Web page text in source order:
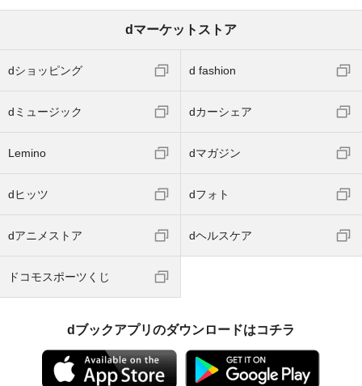
dマーケットストア
dショッピング d fashion
dミュージック dカーシェア
Lemino dマガジン
dヒッツ dフォト
dアニメストア dヘルスケア
ドコモスポーツくじ
dブックアプリのダウンロードはコチラ